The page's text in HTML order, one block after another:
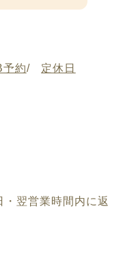
予約/ 定休日
翌営業時間内に返